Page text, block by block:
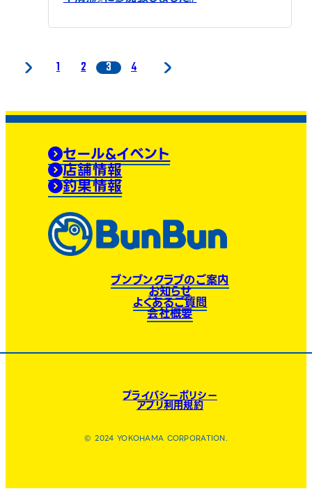
1 2 3 4
セール&イベント
店舗情報
釣果情報
ブンブンクラブのご案内
お知らせ
よくあるご質問
会社概要
プライバシーポリシー
アプリ利用規約
© 2024 YOKOHAMA CORPORATION.